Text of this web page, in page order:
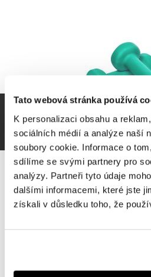
Tato webová stránka používá
K personalizaci obsahu a
sociálních médií a analýze naší
soubory cookie. Informace o
sdílíme se svými partnery pro
analýzy. Partneři tyto údaje
dalšími informacemi, které jste
získali v důsledku toho, že
Gorilla Sports Jednoručky na